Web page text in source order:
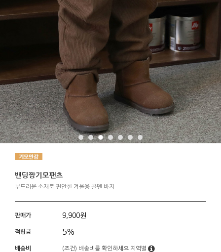
밴딩짱기모팬츠
부드러운 소재로 편안한 겨울용 골덴 바지
판매가 9,900원
적립금 5%
배송비 (조건) 배송비를 확인하세요 지역별